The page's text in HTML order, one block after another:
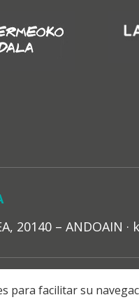
20140 –
para facilitar su